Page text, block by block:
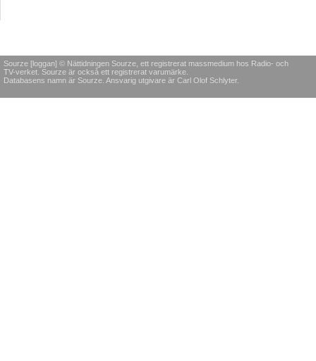
Sourze [loggan] © Nättidningen Sourze, ett registrerat massmedium hos Radio- och
TV-verket. Sourze är också ett registrerat varumärke.
Databasens namn är Sourze. Ansvarig utgivare är Carl Olof Schlyter.